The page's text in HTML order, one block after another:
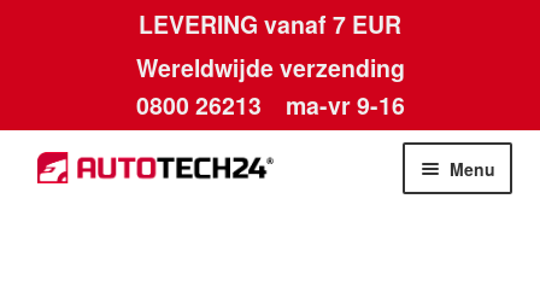
LEVERING vanaf 7 EUR
Wereldwijde verzending
0800 26213 ma-vr 9-16
Skip
to
Skip
to
Menu